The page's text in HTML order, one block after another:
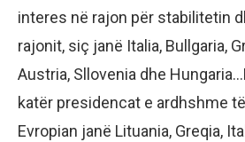
interes në rajon për stabilitetin
rajonit, siç janë Italia, Bullgaria,
Austria, Sllovenia dhe
katër presidencat e ardhshme
Evropian janë Lituania, Greqia,